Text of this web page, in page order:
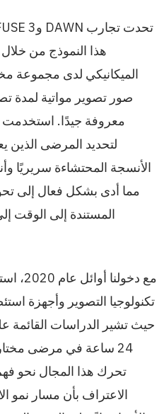
هذا النموذج من
الميكانيكي لدى مجموعة
معروفة جيدًا. استخدمت
لتحديد المرضى الذين
الأنسجة المحتشاءة سريريًا
مما أدى بشكل فعال إلى
المستندة إلى الوقت
مع
تكنولوجيا التصوير وأجهزة
حيث تشير الدراسات القائمة
تحرك هذا المجال نحو فهم
الاعتراف بأن مسار نمو